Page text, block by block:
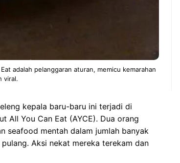
adalah pelanggaran aturan, memicu kemarahan
viral.
kepala baru-baru ini terjadi di
All You Can Eat (AYCE). Dua orang
seafood mentah dalam jumlah banyak
Aksi nekat mereka terekam dan